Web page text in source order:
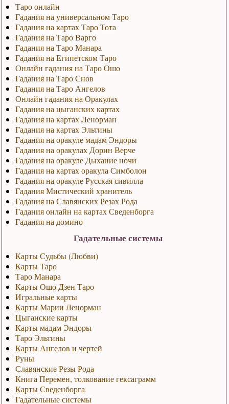
Таро онлайн
Гадания на универсальном Таро
Гадания на картах Таро Тота
Гадания на Таро Варго
Гадания на Таро Манара
Гадания на Египетском Таро
Онлайн гадания на Таро Ошо
Гадания на Таро Снов
Гадания на Таро Ангелов
Онлайн гадания на Оракулах
Гадания на цыганских картах
Гадания на картах Ленорман
Гадания на картах Эльтины
Гадания на оракуле мадам Эндоры
Гадания на оракулах Дорин Верче
Гадания на оракуле Дыхание ночи
Гадания на картах оракула Симболон
Гадания на оракуле Русская сивилла
Гадания Мистический хранитель
Гадания на Славянских Резах Рода
Гадания онлайн на картах Сведенборга
Гадания на домино
Гадательные системы
Карты Судьбы (Любви)
Карты Таро
Таро Манара
Карты Ошо Дзен Таро
Игральные карты
Карты Марии Ленорман
Цыганские карты
Карты мадам Эндоры
Таро Эльтины
Карты Ангелов и чертей
Руны
Славянские Резы Рода
Книга Перемен, толкование гексаграмм
Карты Сведенборга
Гадательные системы